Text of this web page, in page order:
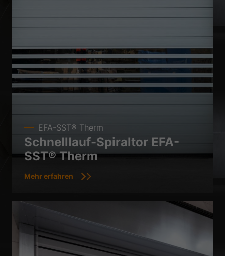
EFA-SST® Therm
Schnelllauf-Spiraltor EFA-
SST® Therm
Mehr erfahren